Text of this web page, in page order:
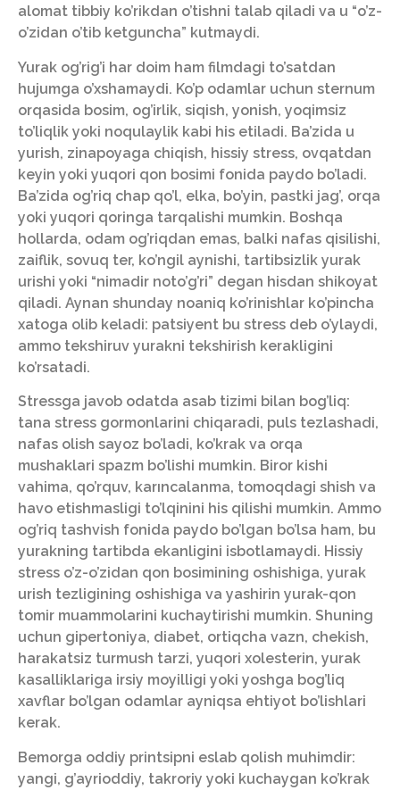
alomat tibbiy ko’rikdan o’tishni talab qiladi va u “o’z-
o’zidan o’tib ketguncha” kutmaydi.
Yurak og’rig’i har doim ham filmdagi to’satdan
hujumga o’xshamaydi. Ko’p odamlar uchun sternum
orqasida bosim, og’irlik, siqish, yonish, yoqimsiz
to’liqlik yoki noqulaylik kabi his etiladi. Ba’zida u
yurish, zinapoyaga chiqish, hissiy stress, ovqatdan
keyin yoki yuqori qon bosimi fonida paydo bo’ladi.
Ba’zida og’riq chap qo’l, elka, bo’yin, pastki jag’, orqa
yoki yuqori qoringa tarqalishi mumkin. Boshqa
hollarda, odam og’riqdan emas, balki nafas qisilishi,
zaiflik, sovuq ter, ko’ngil aynishi, tartibsizlik yurak
urishi yoki “nimadir noto’g’ri” degan hisdan shikoyat
qiladi. Aynan shunday noaniq ko’rinishlar ko’pincha
xatoga olib keladi: patsiyent bu stress deb o’ylaydi,
ammo tekshiruv yurakni tekshirish kerakligini
ko’rsatadi.
Stressga javob odatda asab tizimi bilan bog’liq:
tana stress gormonlarini chiqaradi, puls tezlashadi,
nafas olish sayoz bo’ladi, ko’krak va orqa
mushaklari spazm bo’lishi mumkin. Biror kishi
vahima, qo’rquv, karıncalanma, tomoqdagi shish va
havo etishmasligi to’lqinini his qilishi mumkin. Ammo
og’riq tashvish fonida paydo bo’lgan bo’lsa ham, bu
yurakning tartibda ekanligini isbotlamaydi. Hissiy
stress o’z-o’zidan qon bosimining oshishiga, yurak
urish tezligining oshishiga va yashirin yurak-qon
tomir muammolarini kuchaytirishi mumkin. Shuning
uchun gipertoniya, diabet, ortiqcha vazn, chekish,
harakatsiz turmush tarzi, yuqori xolesterin, yurak
kasalliklariga irsiy moyilligi yoki yoshga bog’liq
xavflar bo’lgan odamlar ayniqsa ehtiyot bo’lishlari
kerak.
Bemorga oddiy printsipni eslab qolish muhimdir:
yangi, g’ayrioddiy, takroriy yoki kuchaygan ko’krak